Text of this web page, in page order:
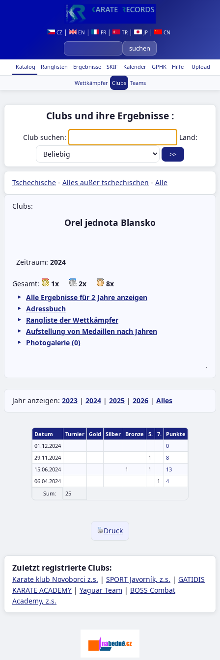
CZ| EN | FR| TR| JP| CN
Upload
Katalog Ranglisten Ergebnisse SKIF Kalender GPHK Hilfe
Wettkämpfer Clubs Teams
Clubs und ihre Ergebnisse :
Club suchen: Land:
Tschechische - Alles außer tschechischen - Alle
Clubs:
Orel jednota Blansko
Zeitraum: 2024
Gesamt: 1x 2x
8x
Alle Ergebnisse für 2 Jahre anzeigen
Adressbuch
Rangliste der Wettkämpfer
Aufstellung von Medaillen nach Jahren
Photogalerie (0)
.
Jahr anzeigen: 2023 | 2024 | 2025 | 2026 | Alles
Datum Turnier Gold Silber Bronze 5. 7.
Punkte
01.12.2024
0
29.11.2024
1
8
15.06.2024
1 1
13
06.04.2024
1
4
Sum:
25
Druck
Zuletzt registrierte Clubs:
Karate klub Novoborci z.s. | SPORT Javorník, z.s. | GATIDIS
KARATE ACADEMY | Yaguar Team | BOSS Combat
Academy, z.s.